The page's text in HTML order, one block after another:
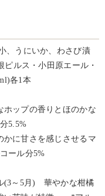
、うにいか、わさび漬
ルス・小田原エール・
各1本
ップの香りとほのかな
5.5%
に甘さを感じさせるマ
ール分5%
(3～5月) 華やかな柑橘